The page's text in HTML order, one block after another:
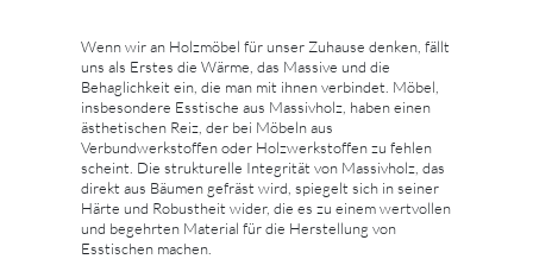
Wenn wir an Holzmöbel für unser Zuhause denken, fällt
uns als Erstes die Wärme, das Massive und die
Behaglichkeit ein, die man mit ihnen verbindet. Möbel,
insbesondere Esstische aus Massivholz, haben einen
ästhetischen Reiz, der bei Möbeln aus
Verbundwerkstoffen oder Holzwerkstoffen zu fehlen
scheint. Die strukturelle Integrität von Massivholz, das
direkt aus Bäumen gefräst wird, spiegelt sich in seiner
Härte und Robustheit wider, die es zu einem wertvollen
und begehrten Material für die Herstellung von
Esstischen machen.